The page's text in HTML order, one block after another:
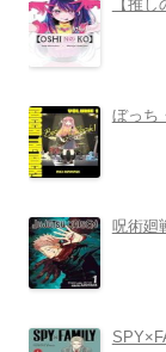
【推
ぼっち
呪術廻